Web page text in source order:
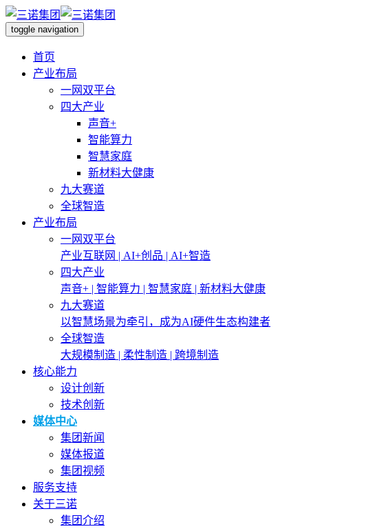
toggle navigation
首页
产业布局
一网双平台
四大产业
声音+
智能算力
智慧家庭
新材料大健康
九大赛道
全球智造
产业布局
一网双平台
产业互联网 | AI+创品 | AI+智造
四大产业
声音+ | 智能算力 | 智慧家庭 | 新材料大健康
九大赛道
以智慧场景为牵引，成为AI硬件生态构建者
全球智造
大规模制造 | 柔性制造 | 跨境制造
核心能力
设计创新
技术创新
媒体中心
集团新闻
媒体报道
集团视频
服务支持
关于三诺
集团介绍